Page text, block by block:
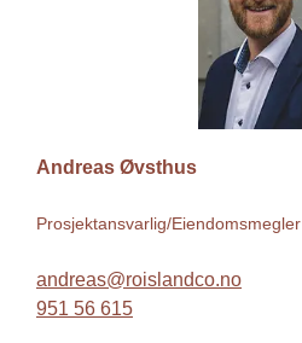
Andreas Øvsthus
Prosjektansvarlig/Eiendomsmegler
andreas@roislandco.no
951 56 615